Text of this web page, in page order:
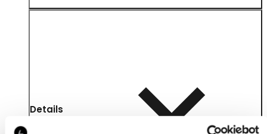
Details